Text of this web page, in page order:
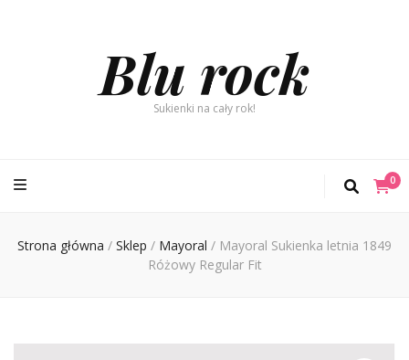
Blu rock
Sukienki na cały rok!
0
Strona główna / Sklep / Mayoral / Mayoral Sukienka letnia 1849
Różowy Regular Fit